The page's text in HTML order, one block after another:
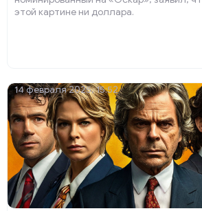
этой картине ни доллара.
14 февраля 2025, 15:52